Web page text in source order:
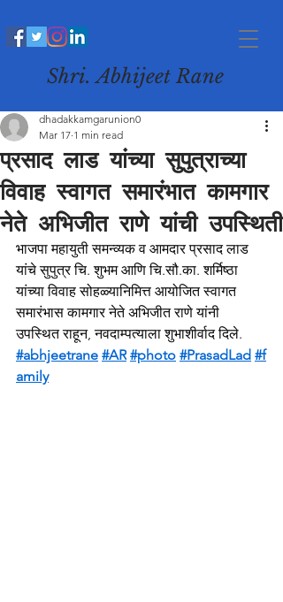
Shri. Abhijeet Rane
प्रसाद लाड यांच्या सुपुत्राच्या
विवाह स्वागत समारंभात कामगार
नेते अभिजीत राणे यांची उपस्थिती
dhadakkamgarunion0
Mar 17 1 min read
भाजपा महायुती समन्व्यक व आमदार प्रसाद लाड
यांचे सुपुत्र चि. शुभम आणि चि.सौ.का. शर्मिष्ठा
यांच्या विवाह सोहळ्यानिमित्त आयोजित स्वागत
समारंभास कामगार नेते अभिजीत राणे यांनी
उपस्थित राहून, नवदाम्पत्याला शुभाशीर्वाद दिले.
#abhjeetrane #AR #photo #PrasadLad #f
amily